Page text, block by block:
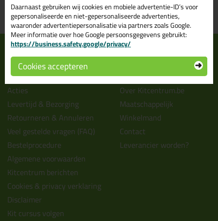
Grootste assortiment
uit voorraad leverbaar
Bpost pakjespunt: kies zelf
wanneer je afhaalt
Informatie
Tips en tricks
Keuzehulpen
Acties
Levertijd & Bezorging
Retourneren & Annuleren
Veel gestelde vragen (FAQ)
Bestelprocedure
Algemene voorwaarden
Kitcentrum berichten
Cookies & privacy verklaring
Disclaimer
Kit cursus volgen
Over ons
Vacatures bij kitcentrum.be
Over Kitcentrum.be
Maatschappelijk
Winkelmand
Contact
Leverancier worden?
Daarnaast gebruiken wij cookies en mobiele advertentie-ID’s voor
gepersonaliseerde en niet-gepersonaliseerde advertenties,
waaronder advertentiepersonalisatie via partners zoals Google.
Meer informatie over hoe Google persoonsgegevens gebruikt:
https://business.safety.google/privacy/
Cookies accepteren